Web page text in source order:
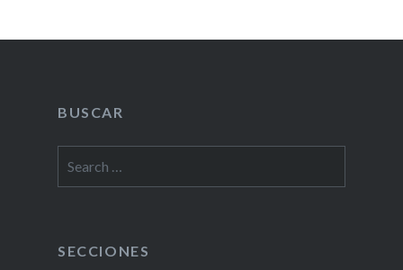
BUSCAR
for:
SECCIONES